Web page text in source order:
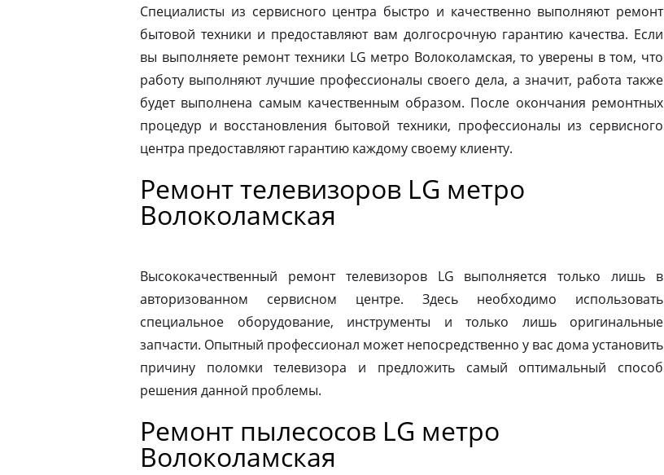
Специалисты из сервисного центра быстро и качественно выполняют ремонт
бытовой техники и предоставляют вам долгосрочную гарантию качества. Если
вы выполняете ремонт техники LG метро Волоколамская, то уверены в том, что
работу выполняют лучшие профессионалы своего дела, а значит, работа также
будет выполнена самым качественным образом. После окончания ремонтных
процедур и восстановления бытовой техники, профессионалы из сервисного
центра предоставляют гарантию каждому своему клиенту.
Ремонт телевизоров LG метро
Волоколамская
Высококачественный ремонт телевизоров LG выполняется только лишь в
авторизованном сервисном центре. Здесь необходимо использовать
специальное оборудование, инструменты и только лишь оригинальные
запчасти. Опытный профессионал может непосредственно у вас дома установить
причину поломки телевизора и предложить самый оптимальный способ
решения данной проблемы.
Ремонт пылесосов LG метро
Волоколамская